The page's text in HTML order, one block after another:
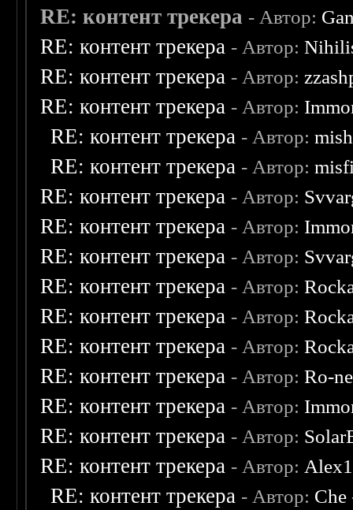
RE: контент трекера - Автор:
RE: контент трекера - Автор:
RE: контент трекера - Автор:
RE: контент трекера - Автор:
RE: контент трекера - Автор:
RE: контент трекера - Автор:
RE: контент трекера - Автор:
RE: контент трекера - Автор:
RE: контент трекера - Автор:
RE: контент трекера - Автор:
RE: контент трекера - Автор:
RE: контент трекера - Автор:
RE: контент трекера - Автор:Ro-
RE: контент трекера - Автор:
RE: контент трекера - Автор:
RE: контент трекера - Автор:
RE: контент трекера - Автор: Che